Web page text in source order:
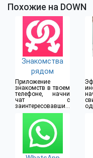
Похожие на DOWN
Знакомства
рядом
Приложение
знакомств в твоем
телефоне, начни
чат с
заинтересовавшим
тебя человеком